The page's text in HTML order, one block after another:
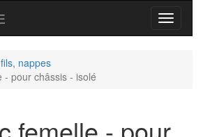
Toggle
nappes
- pour châssis - isolé